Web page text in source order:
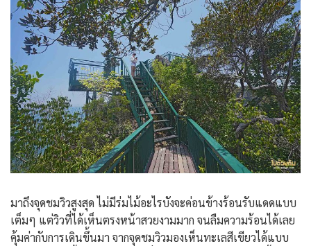
มาถึงจุดชมวิวสูงสุด ไม่มีร่มไม้อะไรบังจะค่อนข้างร้อนรับแดดแบบ
เต็มๆ แต่วิวที่ได้เห็นตรงหน้าสวยงามมาก จนลืมความร้อนได้เลย
คุ้มค่ากับการเดินขึ้นมา จากจุดชมวิวมองเห็นทะเลสีเขียวได้แบบ